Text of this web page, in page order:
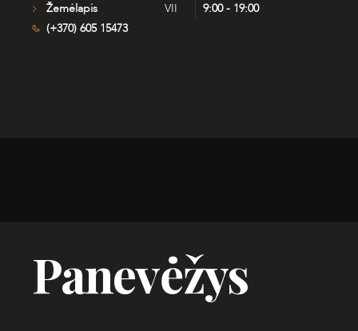
Žemėlapis
(+370) 605 15473
VII
9:00 - 19:00
Panevėžys